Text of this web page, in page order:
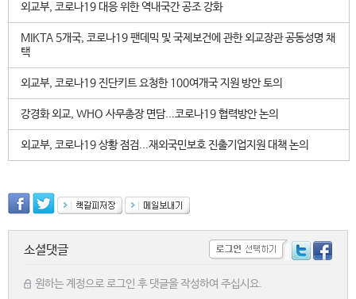
외교부, 코로나19 대응 위한 역내국간 공조 강화
MIKTA 5개국, 코로나19 팬데믹 및 국제보건에 관한 외교장관 공동성명 채
택
외교부, 코로나19 진단키트 요청한 100여개국 지원 방안 토의
강경화 외교, WHO 사무총장 면담...코로나19 협력방안 논의
외교부, 코로나19 상황 점검...재외국민보호 진출기업지원 대책 논의
소셜댓글
원하는 계정으로 로그인 후 댓글을 작성하여 주십시요.